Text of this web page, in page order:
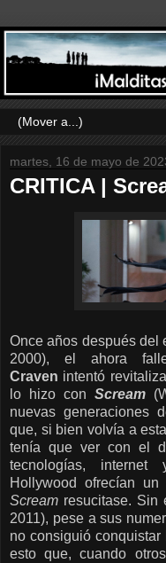
martes, 16 de mayo de
CRITICA |
Once años después del
2000), el ahora
Craven intentó
lo hizo con Scream
nuevas generaciones
que, si bien volvía a
tenía que ver con el
tecnologías,
Hollywood ofrecían
Scream resucitase. Sin
2011), pese a sus
no consiguió
esto que, cuando